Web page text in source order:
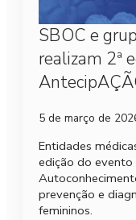
SBOC e
realizam 2ª
5 de março de
Entidades
edição do evento
prevenção e
femininos.